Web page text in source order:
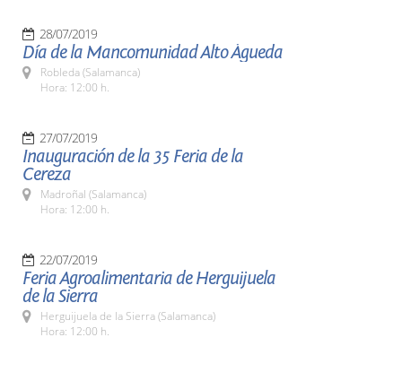
28/07/2019
Día de la Mancomunidad Alto Águeda
Robleda (Salamanca)
Hora: 12:00 h.
27/07/2019
Inauguración de la 35 Feria de la
Cereza
Madroñal (Salamanca)
Hora: 12:00 h.
22/07/2019
Feria Agroalimentaria de Herguijuela
de la Sierra
Herguijuela de la Sierra (Salamanca)
Hora: 12:00 h.